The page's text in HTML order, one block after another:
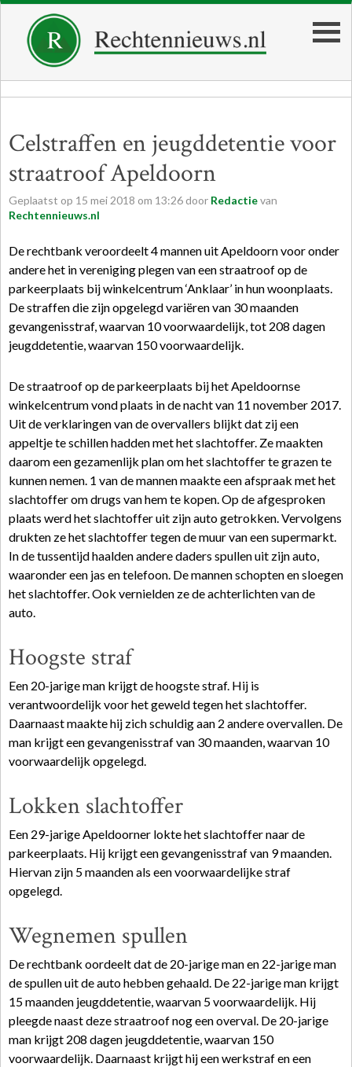
Celstraffen en jeugddetentie voor
straatroof Apeldoorn
Geplaatst op 15 mei 2018 om 13:26 door Redactievan
Rechtennieuws.nl
De rechtbank veroordeelt 4 mannen uit Apeldoorn voor onder
andere het in vereniging plegen van een straatroof op de
parkeerplaats bij winkelcentrum ‘Anklaar’ in hun woonplaats.
De straffen die zijn opgelegd variëren van 30 maanden
gevangenisstraf, waarvan 10 voorwaardelijk, tot 208 dagen
jeugddetentie, waarvan 150 voorwaardelijk.
De straatroof op de parkeerplaats bij het Apeldoornse
winkelcentrum vond plaats in de nacht van 11 november 2017.
Uit de verklaringen van de overvallers blijkt dat zij een
appeltje te schillen hadden met het slachtoffer. Ze maakten
daarom een gezamenlijk plan om het slachtoffer te grazen te
kunnen nemen. 1 van de mannen maakte een afspraak met het
slachtoffer om drugs van hem te kopen. Op de afgesproken
plaats werd het slachtoffer uit zijn auto getrokken. Vervolgens
drukten ze het slachtoffer tegen de muur van een supermarkt.
In de tussentijd haalden andere daders spullen uit zijn auto,
waaronder een jas en telefoon. De mannen schopten en sloegen
het slachtoffer. Ook vernielden ze de achterlichten van de
auto.
Hoogste straf
Een 20-jarige man krijgt de hoogste straf. Hij is
verantwoordelijk voor het geweld tegen het slachtoffer.
Daarnaast maakte hij zich schuldig aan 2 andere overvallen. De
man krijgt een gevangenisstraf van 30 maanden, waarvan 10
voorwaardelijk opgelegd.
Lokken slachtoffer
Een 29-jarige Apeldoorner lokte het slachtoffer naar de
parkeerplaats. Hij krijgt een gevangenisstraf van 9 maanden.
Hiervan zijn 5 maanden als een voorwaardelijke straf
opgelegd.
Wegnemen spullen
De rechtbank oordeelt dat de 20-jarige man en 22-jarige man
de spullen uit de auto hebben gehaald. De 22-jarige man krijgt
15 maanden jeugddetentie, waarvan 5 voorwaardelijk. Hij
pleegde naast deze straatroof nog een overval. De 20-jarige
man krijgt 208 dagen jeugddetentie, waarvan 150
voorwaardelijk. Daarnaast krijgt hij een werkstraf en een